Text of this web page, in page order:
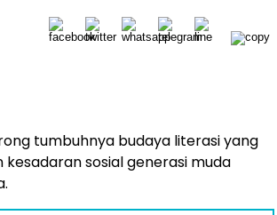
tumbuhnya budaya literasi yang
sosial generasi muda